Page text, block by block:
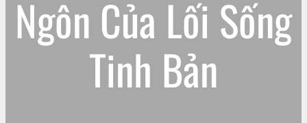
Ngôn Của Lối Sống
Tinh Bản